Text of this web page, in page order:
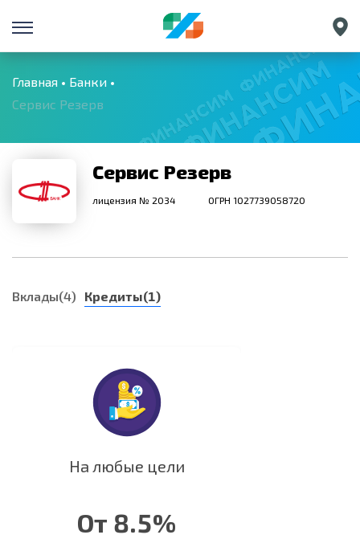
Санкт-Петербург
Екатеринбург
Краснодар
Нижний Новгород
Главная
Банки
Сервис Резерв
Сервис Резерв
лицензия № 2034 ОГРН 1027739058720
Вклады(4) Кредиты(1)
На любые цели
От 8.5%